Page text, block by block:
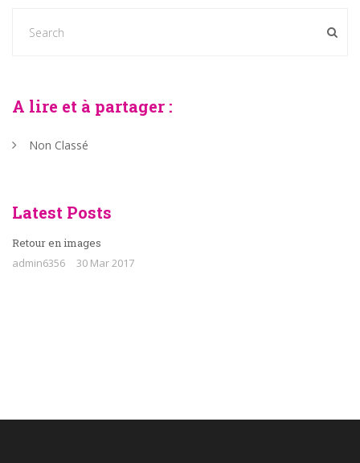
A lire et à partager :
Non Classé
Latest Posts
Retour en images
admin6356
30 Mar 2017